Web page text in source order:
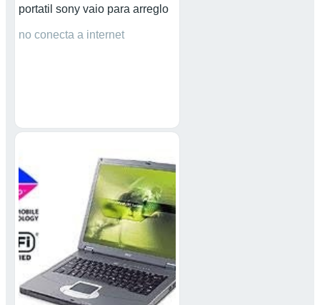
portatil sony vaio para arreglo
no conecta a internet